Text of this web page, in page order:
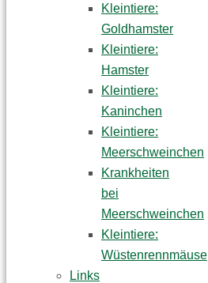
Kleintiere:
Goldhamster
Kleintiere:
Hamster
Kleintiere:
Kaninchen
Kleintiere:
Meerschweinchen
Krankheiten
bei
Meerschweinchen
Kleintiere:
Wüstenrennmäuse
Links